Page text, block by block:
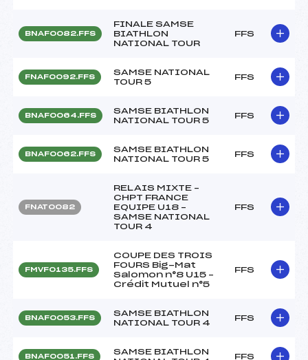
BNAF0082.FFS
FINALE SAMSE
BIATHLON
NATIONAL TOUR
FFS
FNAF0092.FFS
SAMSE NATIONAL
TOUR 5
FFS
BNAF0064.FFS
SAMSE BIATHLON
NATIONAL TOUR 5
FFS
BNAF0062.FFS
SAMSE BIATHLON
NATIONAL TOUR 5
FFS
FNAT0082
RELAIS MIXTE –
CHPT FRANCE
EQUIPE U18 –
SAMSE NATIONAL
TOUR 4
FFS
FMVF0135.FFS
COUPE DES TROIS
FOURS Big-Mat
Salomon n°8 U15 –
Crédit Mutuel n°5
FFS
BNAF0053.FFS
SAMSE BIATHLON
NATIONAL TOUR 4
FFS
BNAF0051.FFS
SAMSE BIATHLON
FFS